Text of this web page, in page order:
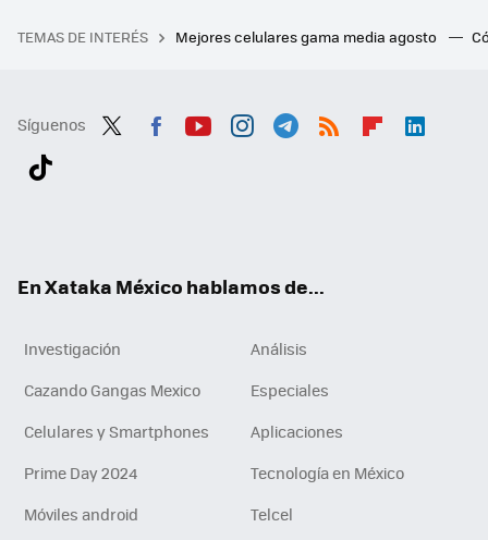
TEMAS DE INTERÉS Mejores celulares gama media agosto
Síguenos
En Xataka México hablamos de...
Investigación
Análisis
Cazando Gangas Mexico
Especiales
Celulares y Smartphones
Aplicaciones
Prime Day 2024
Tecnología en México
Móviles android
Telcel